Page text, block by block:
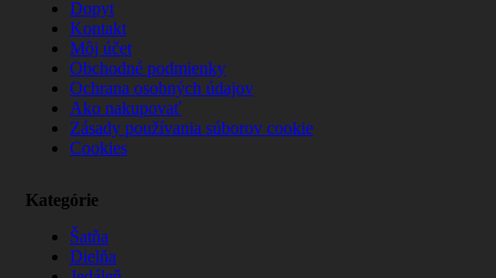
Dopyt
Kontakt
Môj účet
Obchodné podmienky
Ochrana osobných údajov
Ako nakupovať
Zásady používania súborov cookie
Cookies
Kategórie
Šatňa
Dielňa